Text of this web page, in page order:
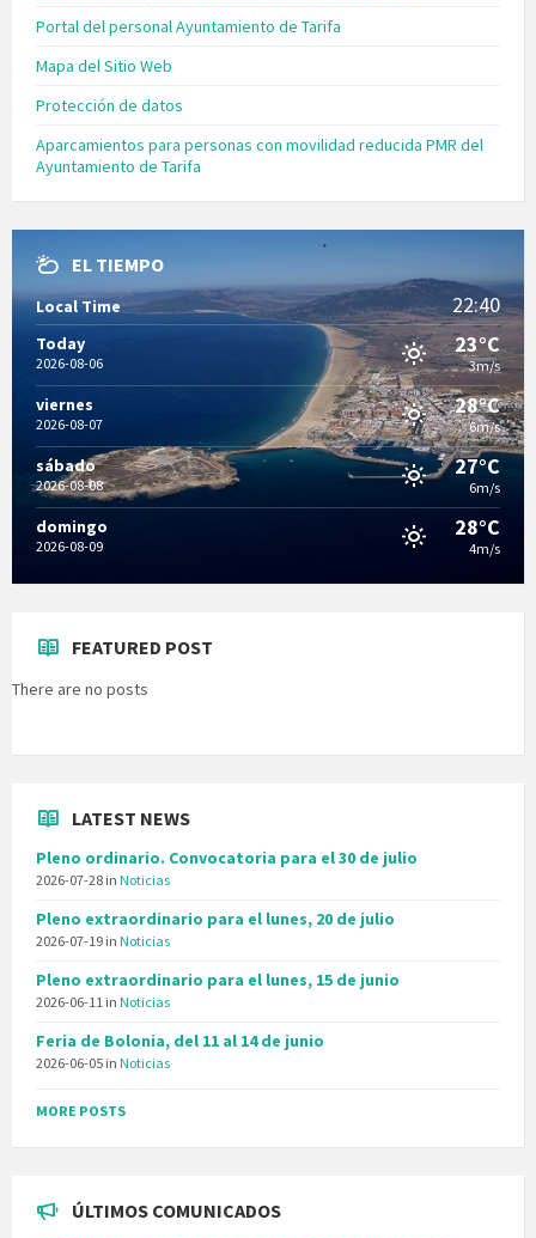
Portal del personal Ayuntamiento de Tarifa
Mapa del Sitio Web
Protección de datos
Aparcamientos para personas con movilidad reducida PMR del
Ayuntamiento de Tarifa
EL TIEMPO
Local Time 22:40
Today
2026-08-06
23°C
3m/s
viernes
2026-08-07
28°C
6m/s
sábado
2026-08-08
27°C
6m/s
domingo
2026-08-09
28°C
4m/s
FEATURED POST
There are no posts
LATEST NEWS
Pleno ordinario. Convocatoria para el 30 de julio
2026-07-28 in Noticias
Pleno extraordinario para el lunes, 20 de julio
2026-07-19 in Noticias
Pleno extraordinario para el lunes, 15 de junio
2026-06-11 in Noticias
Feria de Bolonia, del 11 al 14 de junio
2026-06-05 in Noticias
MORE POSTS
ÚLTIMOS COMUNICADOS